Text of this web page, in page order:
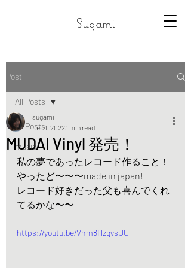
Sugami
Post
All Posts
music
All Posts
MUDAI Vinyl 発売！
sugami
Dec 1, 20221 min read
私の夢であったレコード作ること！
やったど〜〜〜made in japan!
レコード好きだった父も喜んでくれ
てるかな〜〜
https://youtu.be/Vnm8HzgysUU